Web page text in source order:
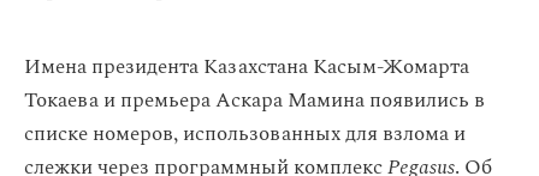
Имена президента Казахстана Касым-Жомарта
Токаева и премьера Аскара Мамина появились в
списке номеров, использованных для взлома и
слежки через программный комплексPegasus. Об